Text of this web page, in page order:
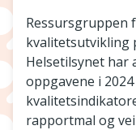
Ressursgruppen
kvalitetsutvikling
Helsetilsynet har
oppgavene i
rapportmal og